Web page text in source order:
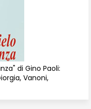
di Gino Paoli:
Vanoni,